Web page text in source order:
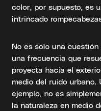
color, por supuesto, es
intrincado
No es solo una
una frecuencia que
proyecta hacia el
medio del ruido urbano.
ejemplo, no es
la naturaleza en medio